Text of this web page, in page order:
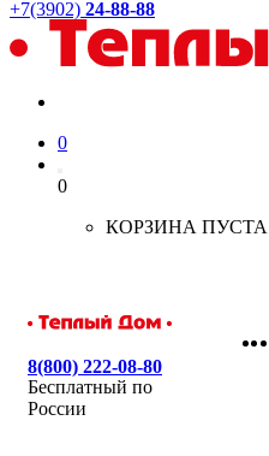
+7(3902) 24-88-88
0
0
КОРЗИНА ПУСТА
8(800) 222-08-80
Бесплатный по
России